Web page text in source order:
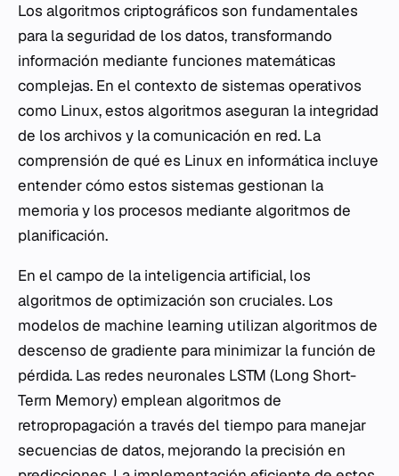
Los algoritmos criptográficos son fundamentales
para la seguridad de los datos, transformando
información mediante funciones matemáticas
complejas. En el contexto de sistemas operativos
como Linux, estos algoritmos aseguran la integridad
de los archivos y la comunicación en red. La
comprensión de qué es Linux en informática incluye
entender cómo estos sistemas gestionan la
memoria y los procesos mediante algoritmos de
planificación.
En el campo de la inteligencia artificial, los
algoritmos de optimización son cruciales. Los
modelos de machine learning utilizan algoritmos de
descenso de gradiente para minimizar la función de
pérdida. Las redes neuronales LSTM (Long Short-
Term Memory) emplean algoritmos de
retropropagación a través del tiempo para manejar
secuencias de datos, mejorando la precisión en